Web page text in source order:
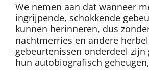
We nemen aan dat wanneer
ingrijpende, schokkende
kunnen herinneren, dus
nachtmerries en andere
gebeurtenissen onderdeel zijn
hun autobiografisch